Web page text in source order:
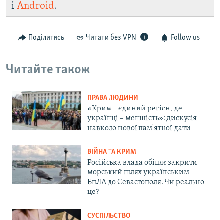
і Android.
Поділитись Читати без VPN Follow us
Читайте також
ПРАВА ЛЮДИНИ
«Крим – єдиний регіон, де
українці – меншість»: дискусія
навколо нової пам'ятної дати
ВІЙНА ТА КРИМ
Російська влада обіцяє закрити
морський шлях українським
БпЛА до Севастополя. Чи реально
це?
СУСПІЛЬСТВО